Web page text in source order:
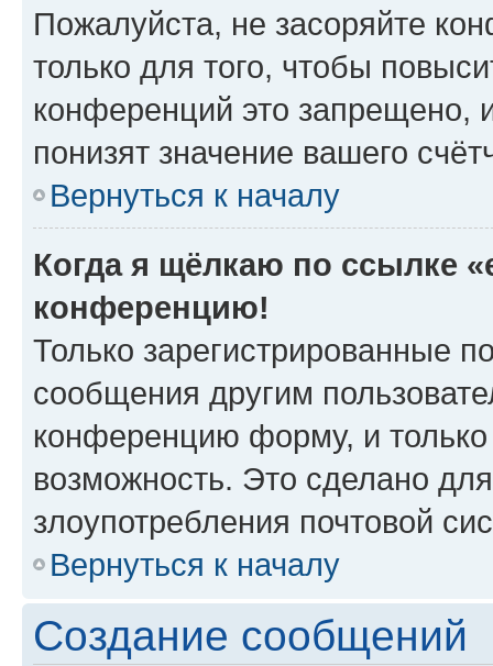
Пожалуйста, не засоряйте
только для того, чтобы
конференций это запрещено,
понизят значение вашего
Вернуться к началу
Когда я щёлкаю по ссылке
конференцию!
Только зарегистрированные
сообщения другим
конференцию форму, и
возможность. Это сделано
злоупотребления почтовой
Вернуться к началу
Создание сообщений